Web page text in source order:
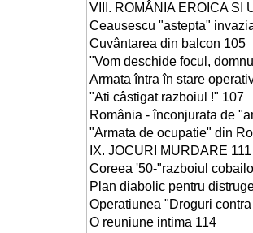
VIII. ROMÂNIA EROICA SI
Ceausescu "astepta"
Cuvântarea din balcon 105
"Vom deschide focul,
Armata întra în stare
"Ati câstigat razboiul !" 107
România - înconjurata de
"Armata de ocupatie" din
IX. JOCURI MURDARE 111
Coreea '50-"razboiul
Plan diabolic pentru
Operatiunea "Droguri
O reuniune intima 114